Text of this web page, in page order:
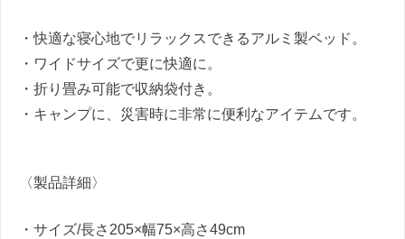
・快適な寝心地でリラックスできるアルミ製ベッド。
・ワイドサイズで更に快適に。
・折り畳み可能で収納袋付き。
・キャンプに、災害時に非常に便利なアイテムです。
〈製品詳細〉
・サイズ/長さ205×幅75×高さ49cm